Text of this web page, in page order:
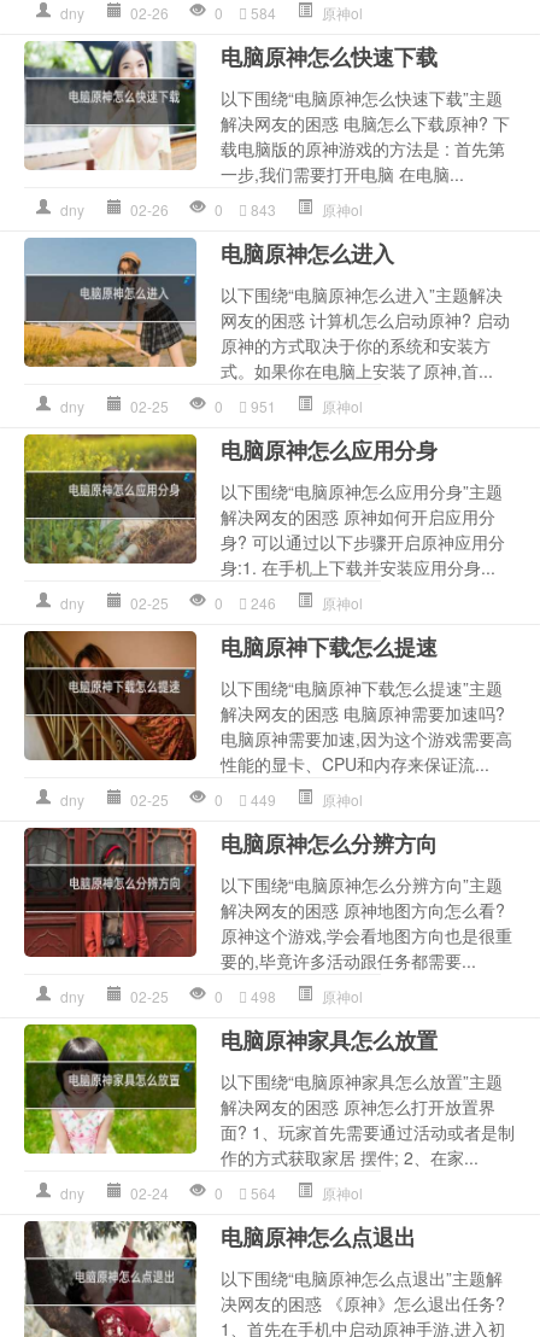
dny 02-26 0 584 原神ol
电脑原神怎么快速下载
以下围绕“电脑原神怎么快速下载”主题
解决网友的困惑 电脑怎么下载原神? 下
载电脑版的原神游戏的方法是 : 首先第
一步,我们需要打开电脑 在电脑...
dny 02-26 0 843 原神ol
电脑原神怎么进入
以下围绕“电脑原神怎么进入”主题解决
网友的困惑 计算机怎么启动原神? 启动
原神的方式取决于你的系统和安装方
式。如果你在电脑上安装了原神,首...
dny 02-25 0 951 原神ol
电脑原神怎么应用分身
以下围绕“电脑原神怎么应用分身”主题
解决网友的困惑 原神如何开启应用分
身? 可以通过以下步骤开启原神应用分
身:1. 在手机上下载并安装应用分身...
dny 02-25 0 246 原神ol
电脑原神下载怎么提速
以下围绕“电脑原神下载怎么提速”主题
解决网友的困惑 电脑原神需要加速吗?
电脑原神需要加速,因为这个游戏需要高
性能的显卡、CPU和内存来保证流...
dny 02-25 0 449 原神ol
电脑原神怎么分辨方向
以下围绕“电脑原神怎么分辨方向”主题
解决网友的困惑 原神地图方向怎么看?
原神这个游戏,学会看地图方向也是很重
要的,毕竟许多活动跟任务都需要...
dny 02-25 0 498 原神ol
电脑原神家具怎么放置
以下围绕“电脑原神家具怎么放置”主题
解决网友的困惑 原神怎么打开放置界
面? 1、玩家首先需要通过活动或者是制
作的方式获取家居 摆件; 2、在家...
dny 02-24 0 564 原神ol
电脑原神怎么点退出
以下围绕“电脑原神怎么点退出”主题解
决网友的困惑 《原神》怎么退出任务?
1、首先在手机中启动原神手游,进入初